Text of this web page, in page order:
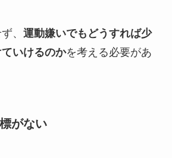
、 運動嫌いでもどうすれば少
いけるのかを考える必要があ
がない